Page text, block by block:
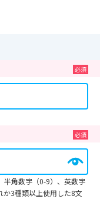
半角数字（0-9）、英数字
か3種類以上使用した8文